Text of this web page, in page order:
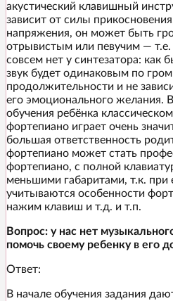
акустический клавишный
зависит от силы
напряжения, он может быть
отрывистым или певучим — т.е.
совсем нет у синтезатора:
звук будет одинаковым по
продолжительности и не
его эмоционального желания.
обучения ребёнка
фортепиано играет очень
большая ответственность
фортепиано может стать
фортепиано, с полной
меньшими габаритами, т.к. при
учитываются особенности
нажим клавиш и т.д. и т.п.
Вопрос: у нас нет
помочь своему ребенку в его
Ответ:
В начале обучения задания